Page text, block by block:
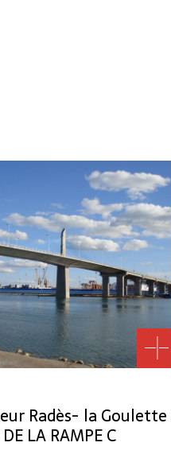
Radès- la Goulette
LA RAMPE C